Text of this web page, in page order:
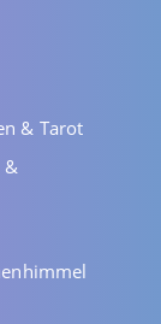
& Tarot
&